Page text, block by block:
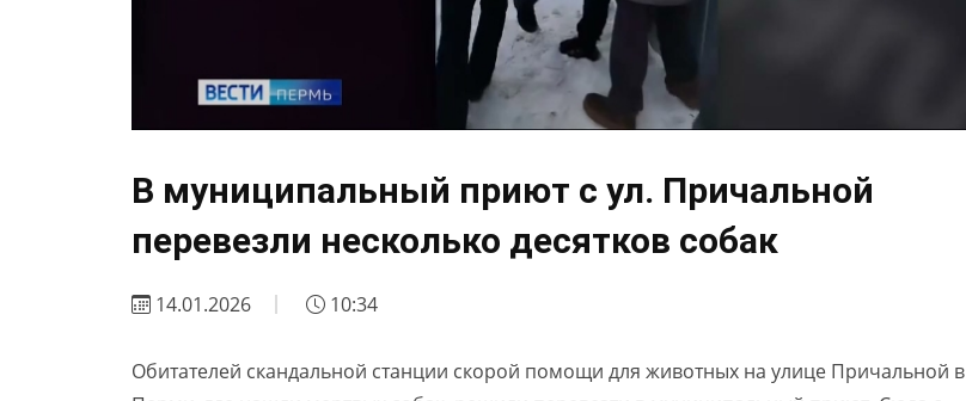
В муниципальный приют с ул. Причальной
перевезли несколько десятков собак
14.01.2026 10:34
Обитателей скандальной станции скорой помощи для животных на улице Причальной в